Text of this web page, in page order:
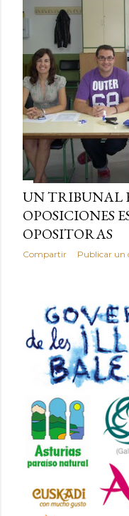
UN TRIBUNAL
OPOSICIONES
OPOSITORAS
Compartir Publicar un